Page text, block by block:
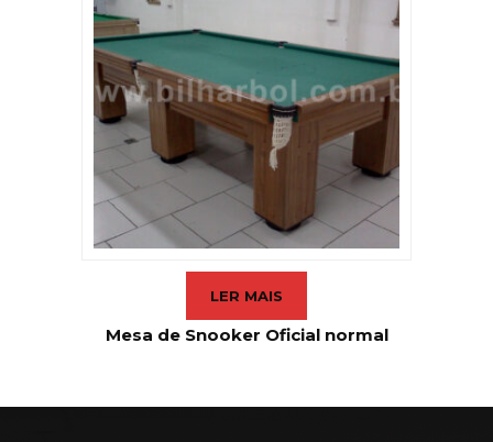
LER MAIS
Mesa de Snooker Oficial normal